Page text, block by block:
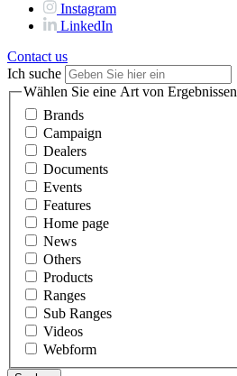
Instagram
LinkedIn
Contact us
Ich suche
Wählen Sie eine Art von Ergebnissen
Brands
Campaign
Dealers
Documents
Events
Features
Home page
News
Others
Products
Ranges
Sub Ranges
Videos
Webform